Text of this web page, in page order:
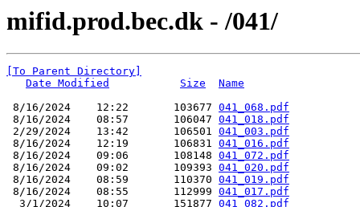
mifid.prod.bec.dk - /041/
[To Parent Directory]
Date Modified
Size
Name
8/16/2024    12:22       103677 041_068.pdf
8/16/2024    08:57       106047 041_018.pdf
2/29/2024    13:42       106501 041_003.pdf
8/16/2024    12:19       106831 041_016.pdf
8/16/2024    09:06       108148 041_072.pdf
8/16/2024    09:02       109393 041_020.pdf
8/16/2024    08:59       110370 041_019.pdf
8/16/2024    08:55       112999 041_017.pdf
3/1/2024    10:07       151877 041_082.pdf